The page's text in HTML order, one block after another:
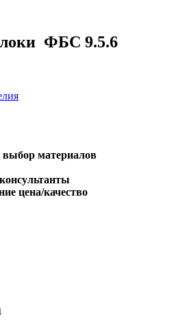
ФБС 9.5.6
материалов
цена/качество